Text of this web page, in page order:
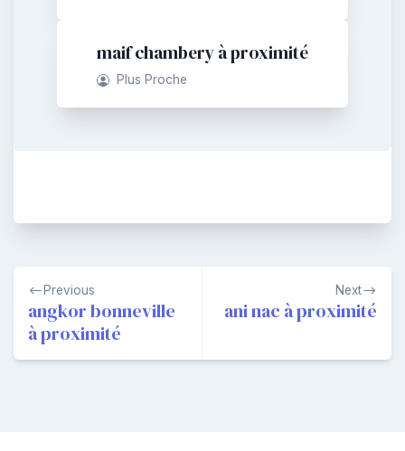
maif chambery à proximité
Plus Proche
Navigation
de
l’article
Previous
angkor bonneville
à proximité
Next
ani nac à proximité